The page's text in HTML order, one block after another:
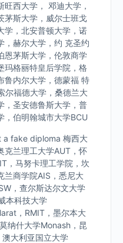
西大学， 邓迪大学，
茅斯大学，威尔士班戈
学，北安普顿大学，诺
，赫尔大学，约 克圣约
恩茅斯大学，伦敦商学
玛格丽特皇后学院，格
鲁内尔大学，德蒙福 特
尔福德大学，桑德兰大
，圣安德鲁斯大学，普
，伯明翰城市大学BCU
a fake diploma 梅西大
克兰理工大学AUT，怀
，马努卡理工学院，坎
兰商学院AIS，悉尼大
，查尔斯达尔文大学
本科技大学
，RMIT，墨尔本大
纳什大学Monash，昆
大利亚国立大学